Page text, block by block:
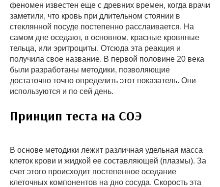
феномен известен еще с древних времен, когда врачи
заметили, что кровь при длительном стоянии в
стеклянной посуде постепенно расслаивается. На
самом дне оседают, в основном, красные кровяные
тельца, или эритроциты. Отсюда эта реакция и
получила свое название. В первой половине 20 века
были разработаны методики, позволяющие
достаточно точно определить этот показатель. Они
используются и по сей день.
Принцип теста на СОЭ
В основе методики лежит различная удельная масса
клеток крови и жидкой ее составляющей (плазмы). За
счет этого происходит постепенное оседание
клеточных компонентов на дно сосуда. Скорость эта